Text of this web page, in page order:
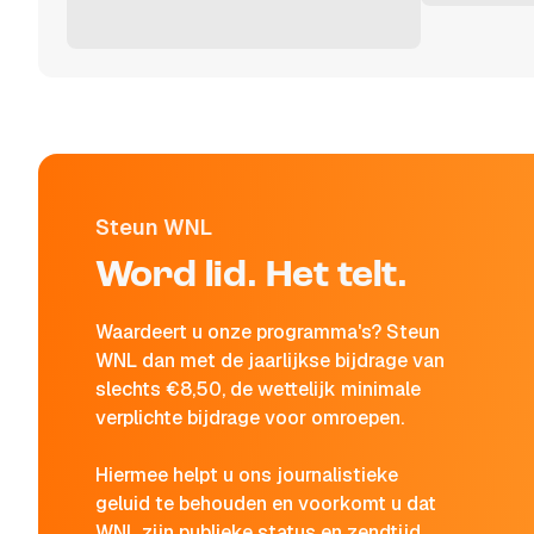
Steun WNL
Word lid. Het telt.
Waardeert u onze programma's? Steun
WNL dan met de jaarlijkse bijdrage van
slechts €8,50, de wettelijk minimale
verplichte bijdrage voor omroepen.
Hiermee helpt u ons journalistieke
geluid te behouden en voorkomt u dat